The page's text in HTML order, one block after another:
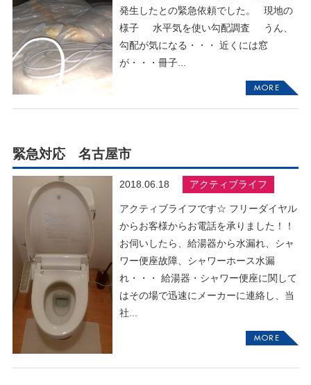
発生したとの緊急依頼でした。 現地の
様子 水平気を使い勾配調査 うん、
勾配が気になる・・・ 近くには窓
が・・・冊子...
MORE
緊急対応 名古屋市
2018.06.18 アクティブライフ
アクティブライフです☆ フリーダイヤル
からお客様からお電話を承りました！！
お伺いしたら、給湯器から水漏れ、シャ
ワー便座故障、シャワーホース水漏
れ・・・ 給湯器・シャワー便座に関して
はその場で迅速にメーカーに連絡し、当
社...
MORE